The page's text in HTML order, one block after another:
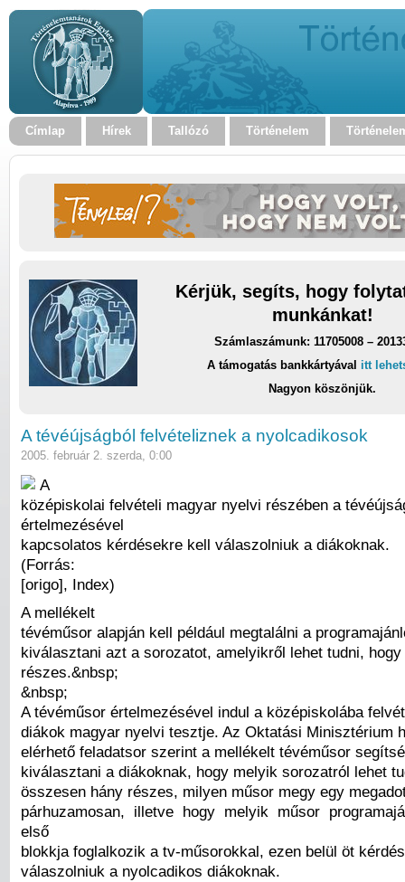
Címlap Hírek Tallózó Történelem
Kérjük, segíts, hogy
munkánkat!
Számlaszámunk: 11705008 –
A támogatás bankkártyával itt
Nagyon köszönjük.
A tévéújságból felvételiznek a nyolcadikosok
2005. február 2. szerda, 0:00
A
középiskolai felvételi magyar nyelvi részében a
értelmezésével
kapcsolatos kérdésekre kell válaszolniuk a diákoknak.
(Forrás:
[origo], Index)
A mellékelt
tévéműsor alapján kell például megtalálni a
kiválasztani azt a sorozatot, amelyikről lehet tudni,
részes.&nbsp;
&nbsp;
A tévéműsor értelmezésével indul a középiskolába
diákok magyar nyelvi tesztje. Az Oktatási Minisztérium
elérhető feladatsor szerint a mellékelt tévéműsor
kiválasztani a diákoknak, hogy melyik sorozatról lehet
összesen hány részes, milyen műsor megy egy
párhuzamosan, illetve hogy melyik műsor
első
blokkja foglalkozik a tv-műsorokkal, ezen belül öt
válaszolniuk a nyolcadikos diákoknak.